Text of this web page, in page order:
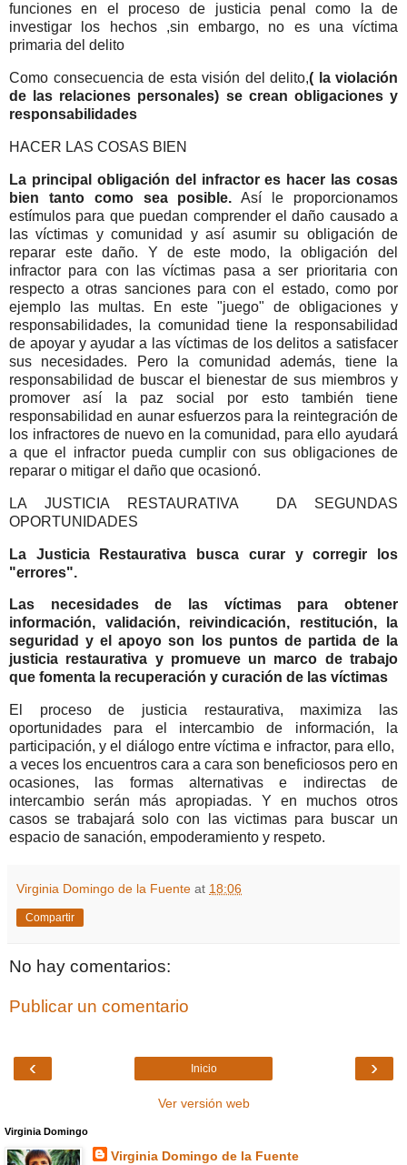
funciones en el proceso de justicia penal como la de
investigar los hechos ,sin embargo, no es una víctima
primaria del delito
Como consecuencia de esta visión del delito,( la violación
de las relaciones personales) se crean obligaciones y
responsabilidades
HACER LAS COSAS BIEN
La principal obligación del infractor es hacer las cosas
bien tanto como sea posible. Así le proporcionamos
estímulos para que puedan comprender el daño causado a
las víctimas y comunidad y así asumir su obligación de
reparar este daño. Y de este modo, la obligación del
infractor para con las víctimas pasa a ser prioritaria con
respecto a otras sanciones para con el estado, como por
ejemplo las multas. En este "juego" de obligaciones y
responsabilidades, la comunidad tiene la responsabilidad
de apoyar y ayudar a las víctimas de los delitos a satisfacer
sus necesidades. Pero la comunidad además, tiene la
responsabilidad de buscar el bienestar de sus miembros y
promover así la paz social por esto también tiene
responsabilidad en aunar esfuerzos para la reintegración de
los infractores de nuevo en la comunidad, para ello ayudará
a que el infractor pueda cumplir con sus obligaciones de
reparar o mitigar el daño que ocasionó.
LA JUSTICIA RESTAURATIVA DA SEGUNDAS
OPORTUNIDADES
La Justicia Restaurativa busca curar y corregir los
"errores".
Las necesidades de las víctimas para obtener
información, validación, reivindicación, restitución, la
seguridad y el apoyo son los puntos de partida de la
justicia restaurativa y promueve un marco de trabajo
que fomenta la recuperación y curación de las víctimas
El proceso de justicia restaurativa, maximiza las
oportunidades para el intercambio de información, la
participación, y el diálogo entre víctima e infractor, para ello,
a veces los encuentros cara a cara son beneficiosos pero en
ocasiones, las formas alternativas e indirectas de
intercambio serán más apropiadas. Y en muchos otros
casos se trabajará solo con las victimas para buscar un
espacio de sanación, empoderamiento y respeto.
Virginia Domingo de la Fuente at 18:06
Compartir
No hay comentarios:
Publicar un comentario
‹ ›
Inicio
Ver versión web
Virginia Domingo
Virginia Domingo de la Fuente